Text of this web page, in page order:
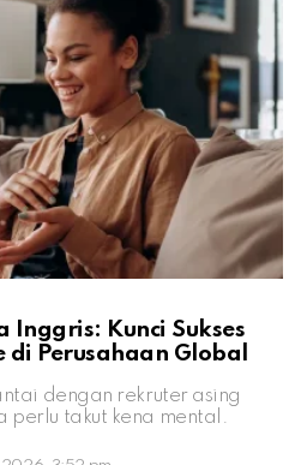
Inggris: Kunci Sukses
di Perusahaan Global
dengan rekruter asing
perlu takut kena mental.